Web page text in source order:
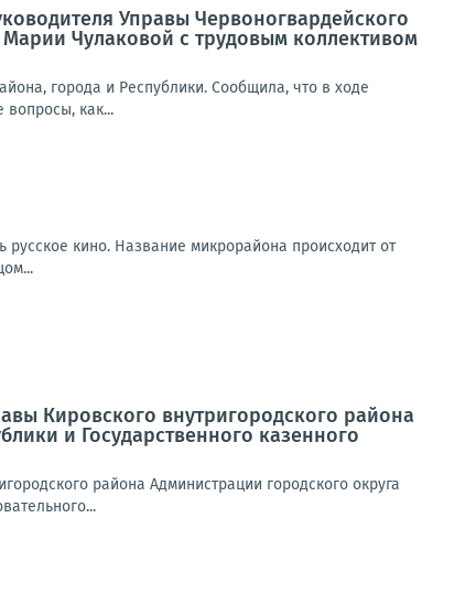
Управы Червоногвардейского
Чулаковой с трудовым коллективом
города и Республики. Сообщила, что в ходе
как...
русское кино. Название микрорайона происходит от
Кировского внутригородского района
и Государственного казенного
района Администрации городского округа